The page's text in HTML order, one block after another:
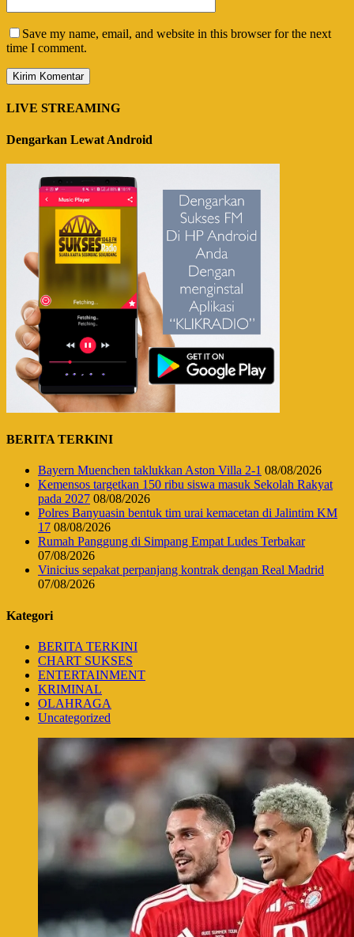
Save my name, email, and website in this browser for the next
time I comment.
LIVE STREAMING
Dengarkan Lewat Android
BERITA TERKINI
Bayern Muenchen taklukkan Aston Villa 2-1 08/08/2026
Kemensos targetkan 150 ribu siswa masuk Sekolah Rakyat
pada 2027 08/08/2026
Polres Banyuasin bentuk tim urai kemacetan di Jalintim KM
17 08/08/2026
Rumah Panggung di Simpang Empat Ludes Terbakar
07/08/2026
Vinicius sepakat perpanjang kontrak dengan Real Madrid
07/08/2026
Kategori
BERITA TERKINI
CHART SUKSES
ENTERTAINMENT
KRIMINAL
OLAHRAGA
Uncategorized